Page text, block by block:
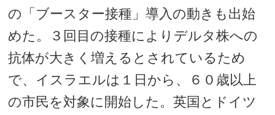
の「ブースター接種」導入の動きも出始
めた。３回目の接種によりデルタ株への
抗体が大きく増えるとされているため
で、イスラエルは１日から、６０歳以上
の市民を対象に開始した。英国とドイツ